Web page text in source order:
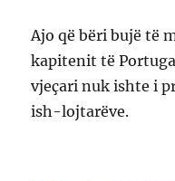
Ajo që bëri bujë të
kapitenit të
vjeçari nuk ishte i
ish-lojtarëve.